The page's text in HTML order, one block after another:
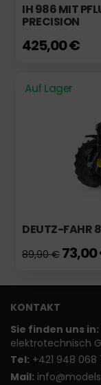
IH 986 MIT
PRECISION
425,00 €
Auf Lager
DEUTZ-FAHR
89,90 €
KONTAKT
Sie finden uns in:
elektrotechnisch
Tel: +421 948 068
Mail: